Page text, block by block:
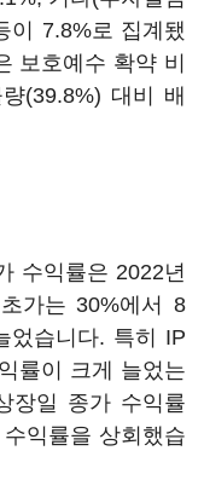
이 7.8%로 집계됐
보호예수 확약 비
(39.8%) 대비 배
수익률은 2022년
가는 30%에서 8
었습니다. 특히 IP
률이 크게 늘었는
장일 종가 수익률
익률을 상회했습